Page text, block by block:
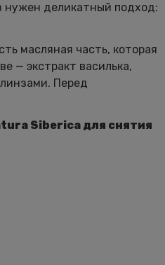
нужен деликатный подход:
масляная часть, которая
— экстракт василька,
Перед
Siberica для снятия